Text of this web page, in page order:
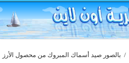
/ بالصور صيد أسماك المبروك من محصول الأرز